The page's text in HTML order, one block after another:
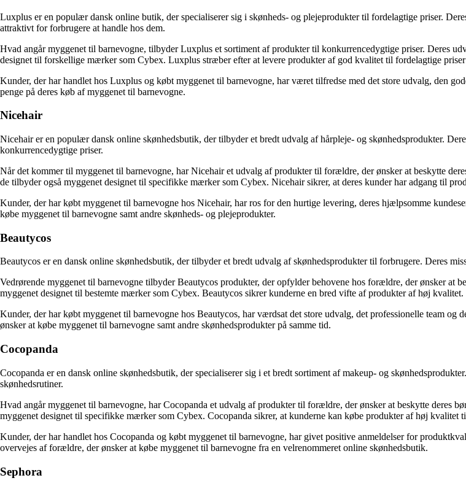
Luxplus er en populær dansk online butik, der specialiserer sig i skønheds- og plejeprodukter til fordelagtige priser.
attraktivt for forbrugere at handle hos dem.
Hvad angår myggenet til barnevogne, tilbyder Luxplus et sortiment af produkter til konkurrencedygtige priser. Deres
designet til forskellige mærker som Cybex. Luxplus stræber efter at levere produkter af god kvalitet til fordelagtige
Kunder, der har handlet hos Luxplus og købt myggenet til barnevogne, har været tilfredse med det store udvalg, den
penge på deres køb af myggenet til barnevogne.
Nicehair
Nicehair er en populær dansk online skønhedsbutik, der tilbyder et bredt udvalg af hårpleje- og skønhedsprodukter.
konkurrencedygtige priser.
Når det kommer til myggenet til barnevogne, har Nicehair et udvalg af produkter til forældre, der ønsker at beskytte
de tilbyder også myggenet designet til specifikke mærker som Cybex. Nicehair sikrer, at deres kunder har adgang til
Kunder, der har købt myggenet til barnevogne hos Nicehair, har ros for den hurtige levering, deres hjælpsomme
købe myggenet til barnevogne samt andre skønheds- og plejeprodukter.
Beautycos
Beautycos er en dansk online skønhedsbutik, der tilbyder et bredt udvalg af skønhedsprodukter til forbrugere. Deres
Vedrørende myggenet til barnevogne tilbyder Beautycos produkter, der opfylder behovene hos forældre, der ønsker at
myggenet designet til bestemte mærker som Cybex. Beautycos sikrer kunderne en bred vifte af produkter af høj kvalitet.
Kunder, der har købt myggenet til barnevogne hos Beautycos, har værdsat det store udvalg, det professionelle team
ønsker at købe myggenet til barnevogne samt andre skønhedsprodukter på samme tid.
Cocopanda
Cocopanda er en dansk online skønhedsbutik, der specialiserer sig i et bredt sortiment af makeup- og
skønhedsrutiner.
Hvad angår myggenet til barnevogne, har Cocopanda et udvalg af produkter til forældre, der ønsker at beskytte deres
myggenet designet til specifikke mærker som Cybex. Cocopanda sikrer, at kunderne kan købe produkter af høj kvalitet
Kunder, der har handlet hos Cocopanda og købt myggenet til barnevogne, har givet positive anmeldelser for
overvejes af forældre, der ønsker at købe myggenet til barnevogne fra en velrenommeret online skønhedsbutik.
Sephora